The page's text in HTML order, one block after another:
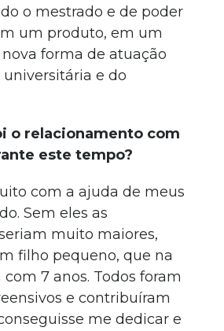
o mestrado e de poder
um produto, em um
forma de atuação
e do
o relacionamento com
este tempo?
com a ajuda de meus
Sem eles as
muito maiores,
filho pequeno, que na
7 anos. Todos foram
e contribuíram
me dedicar e